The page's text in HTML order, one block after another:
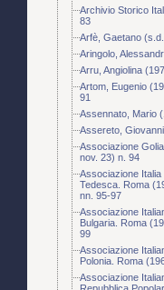
Archivio Storico
83
Arfè, Gaetano
Aringolo,
Arru, Angiolina
Artom, Eugenio
91
Assennato, Mario
Assereto,
Associazione
nov. 23) n. 94
Associazione
Tedesca. Roma
nn. 95-97
Associazione
Bulgaria. Roma
99
Associazione
Polonia. Roma
Associazione
Repubblica